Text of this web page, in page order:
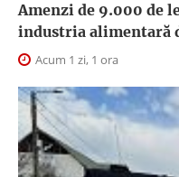
Amenzi de 9.000 de
industria alimentară
Acum 1 zi, 1 ora